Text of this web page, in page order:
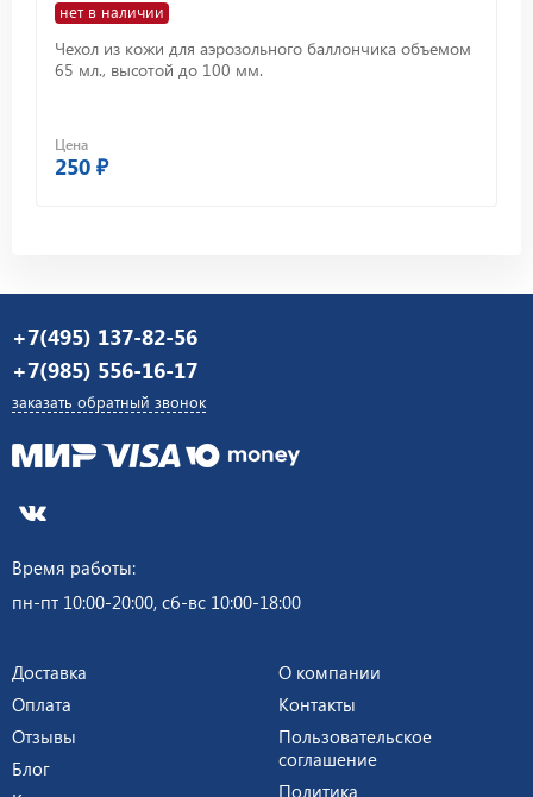
нет в наличии
Чехол из кожи для аэрозольного баллончика объемом
65 мл., высотой до 100 мм.
Цена
250 ₽
+7(495) 137-82-56
+7(985) 556-16-17
заказать обратный звонок
Время работы:
пн-пт 10:00-20:00, сб-вс 10:00-18:00
Доставка
Оплата
Отзывы
Блог
О компании
Контакты
Пользовательское
соглашение
Политика